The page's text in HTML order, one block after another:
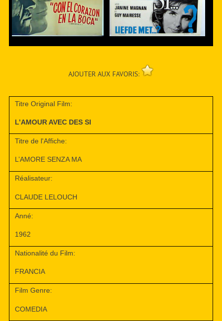
AJOUTER AUX FAVORIS:
Titre Original Film:
L’AMOUR AVEC DES SI
Titre de l'Affiche:
L’AMORE SENZA MA
Réalisateur:
CLAUDE LELOUCH
Anné:
1962
Nationalité du Film:
FRANCIA
Film Genre:
COMEDIA